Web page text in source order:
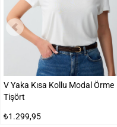
V Yaka Kısa Kollu Modal Örme
Tişört
₺1.299,95